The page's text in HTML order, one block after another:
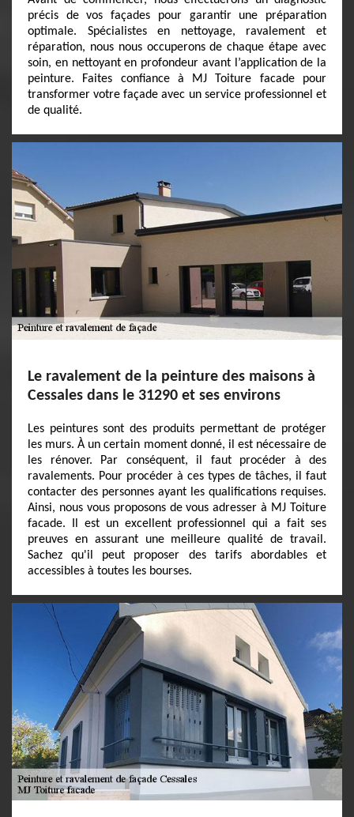
précis de vos façades pour garantir une préparation
optimale. Spécialistes en nettoyage, ravalement et
réparation, nous nous occuperons de chaque étape avec
soin, en nettoyant en profondeur avant l’application de la
peinture. Faites confiance à MJ Toiture facade pour
transformer votre façade avec un service professionnel et
de qualité.
Le ravalement de la peinture des maisons à
Cessales dans le 31290 et ses environs
Les peintures sont des produits permettant de protéger
les murs. À un certain moment donné, il est nécessaire de
les rénover. Par conséquent, il faut procéder à des
ravalements. Pour procéder à ces types de tâches, il faut
contacter des personnes ayant les qualifications requises.
Ainsi, nous vous proposons de vous adresser à MJ Toiture
facade. Il est un excellent professionnel qui a fait ses
preuves en assurant une meilleure qualité de travail.
Sachez qu'il peut proposer des tarifs abordables et
accessibles à toutes les bourses.